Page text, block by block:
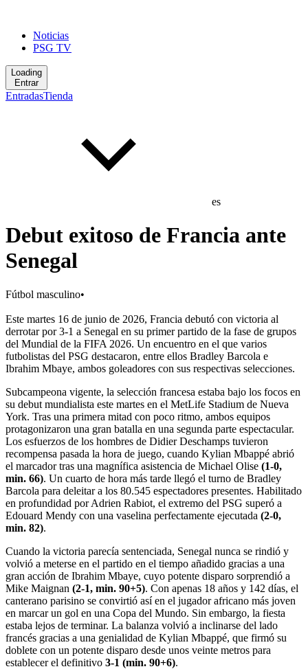
Noticias
PSG TV
Loading
Entrar
EntradasTienda
es
Debut exitoso de Francia ante
Senegal
Fútbol masculino•
Este martes 16 de junio de 2026, Francia debutó con victoria al
derrotar por 3-1 a Senegal en su primer partido de la fase de grupos
del Mundial de la FIFA 2026. Un encuentro en el que varios
futbolistas del PSG destacaron, entre ellos Bradley Barcola e
Ibrahim Mbaye, ambos goleadores con sus respectivas selecciones.
Subcampeona vigente, la selección francesa estaba bajo los focos en
su debut mundialista este martes en el MetLife Stadium de Nueva
York. Tras una primera mitad con poco ritmo, ambos equipos
protagonizaron una gran batalla en una segunda parte espectacular.
Los esfuerzos de los hombres de Didier Deschamps tuvieron
recompensa pasada la hora de juego, cuando Kylian Mbappé abrió
el marcador tras una magnífica asistencia de Michael Olise (1-0,
min. 66). Un cuarto de hora más tarde llegó el turno de Bradley
Barcola para deleitar a los 80.545 espectadores presentes. Habilitado
en profundidad por Adrien Rabiot, el extremo del PSG superó a
Edouard Mendy con una vaselina perfectamente ejecutada (2-0,
min. 82).
Cuando la victoria parecía sentenciada, Senegal nunca se rindió y
volvió a meterse en el partido en el tiempo añadido gracias a una
gran acción de Ibrahim Mbaye, cuyo potente disparo sorprendió a
Mike Maignan (2-1, min. 90+5). Con apenas 18 años y 142 días, el
canterano parisino se convirtió así en el jugador africano más joven
en marcar un gol en una Copa del Mundo. Sin embargo, la fiesta
estaba lejos de terminar. La balanza volvió a inclinarse del lado
francés gracias a una genialidad de Kylian Mbappé, que firmó su
doblete con un potente disparo desde unos veinte metros para
establecer el definitivo 3-1 (min. 90+6).